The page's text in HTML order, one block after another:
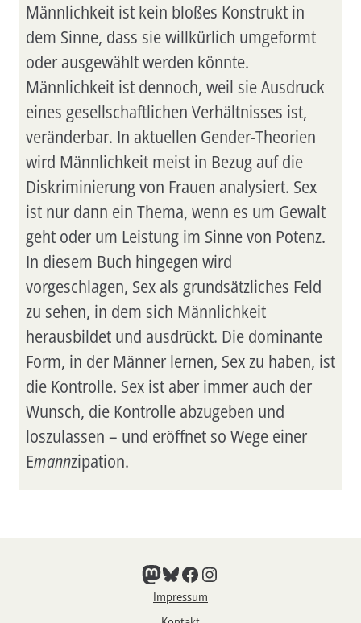
Männlichkeit ist kein bloßes Konstrukt in
dem Sinne, dass sie willkürlich umgeformt
oder ausgewählt werden könnte.
Männlichkeit ist dennoch, weil sie Ausdruck
eines gesellschaftlichen Verhältnisses ist,
veränderbar. In aktuellen Gender-Theorien
wird Männlichkeit meist in Bezug auf die
Diskriminierung von Frauen analysiert. Sex
ist nur dann ein Thema, wenn es um Gewalt
geht oder um Leistung im Sinne von Potenz.
In diesem Buch hingegen wird
vorgeschlagen, Sex als grundsätzliches Feld
zu sehen, in dem sich Männlichkeit
herausbildet und ausdrückt. Die dominante
Form, in der Männer lernen, Sex zu haben, ist
die Kontrolle. Sex ist aber immer auch der
Wunsch, die Kontrolle abzugeben und
loszulassen – und eröffnet so Wege einer
Emannzipation.
Mastodon
Bluesky
Facebook
Instagram
Impressum